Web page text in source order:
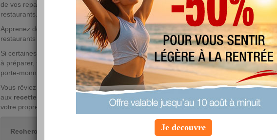
de vos repas maison des dîners qui n’ont rien à envier au raffinement des grands
restaurants.
Apprenez donc à vous améliorer en cuisine grâce à l’expérience de ces chefs de
restaurants français les plus fameux.
Si certaines
recettes de cuisine de chefsvous apparaîtront complexes ou onéreuses
à préparer, vous aurez toujours la possibilité de les adapter à votre quotidien et à votre
porte-monnaie tout en conservant l’esprit de la préparation de base.
Vous rêviez de devenir un chef étoilé ? Ce rêve est désormais à porté de main grâce
aux recettes de cuisine de chefsà travers lesquelles vous pourrez laisser parler
votre propre inspiration. Avec les
recettes de cuisine de chefs , le chef, c’est vous!
Rechercher une idée recette : Je decouvre